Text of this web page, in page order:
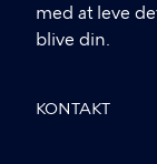
med at leve
blive din.
KONTAKT